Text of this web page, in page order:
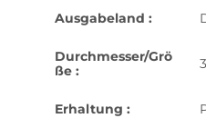
Ausgabeland :
Durchmesser/Grö
ße :
Erhaltung :